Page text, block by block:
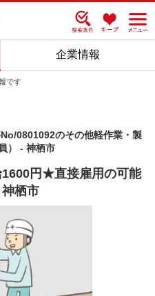
企業情報
です
0801092のその他軽作業・製
） - 神栖市
1600円★直接雇用の可能
栖市